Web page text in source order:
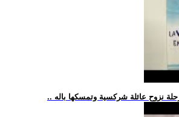
نزوح عائلة شركسية وتمسكها باله